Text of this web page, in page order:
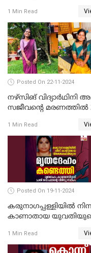
ചെയ്തു
1 Min Read
Posted On 22-11-2024
നഴ്സിങ് വിദ്യാര്‍ഥിനി
സജീവന്റെ മരണത്തില്‍
രേഖപ്പെടുത്തി
1 Min Read
Posted On 19-11-2024
കരുനാഗപ്പള്ളിയില്‍
കാണാതായ
1 Min Read